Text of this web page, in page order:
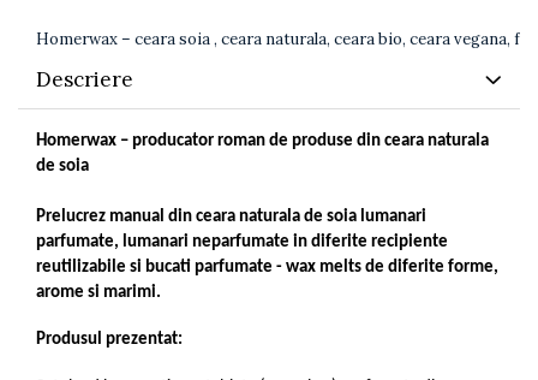
Homerwax – ceara soia , ceara naturala, ceara bio, ceara
Descriere
Homerwax – producator roman de produse din ceara naturala
de soia
Prelucrez manual din ceara naturala de soia lumanari
parfumate, lumanari neparfumate in diferite recipiente
reutilizabile si bucati parfumate - wax melts de diferite forme,
arome si marimi.
Produsul prezentat: